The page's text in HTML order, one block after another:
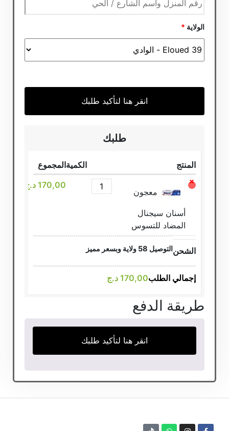
الولاية *
انقر هنا لتأكيد طلبك
طلبك
المنتج الكميةالمجموع
×
معجون
أسنان سيجنال
المضاد للتسوس
170,00 د.ج
الشحنالتوصيل 58 ولاية وبسعر مميز
إجمالي الطلب170,00 د.ج
طريقة الدفع
انقر هنا لتأكيد طلبك